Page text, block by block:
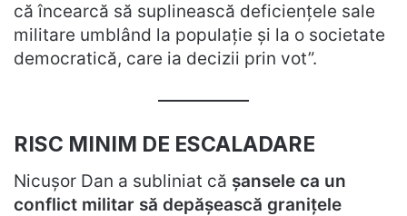
că încearcă să suplinească deficiențele sale
militare umblând la populație și la o societate
democratică, care ia decizii prin vot”.
RISC MINIM DE ESCALADARE
Nicușor Dan a subliniat că șansele ca un
conflict militar să depășească granițele